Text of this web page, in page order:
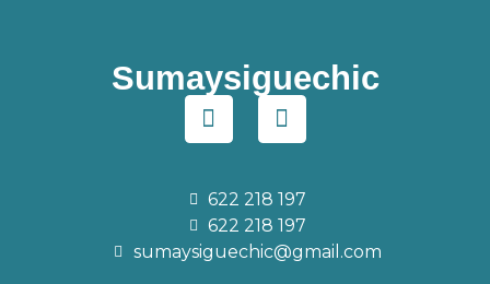
Sumaysiguechic
622 218 197
622 218 197
sumaysiguechic@gmail.com